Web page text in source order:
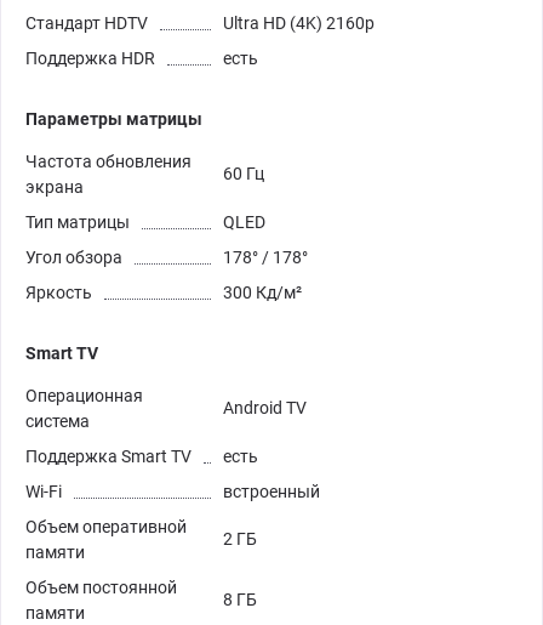
Стандарт HDTV
Ultra HD (4K) 2160p
Поддержка HDR
есть
Параметры матрицы
Частота обновления
экрана
60 Гц
Тип матрицы
QLED
Угол обзора
178° / 178°
Яркость
300 Кд/м²
Smart TV
Операционная
система
Android TV
Поддержка Smart TV
есть
Wi-Fi
встроенный
Объем оперативной
памяти
2 ГБ
Объем постоянной
памяти
8 ГБ